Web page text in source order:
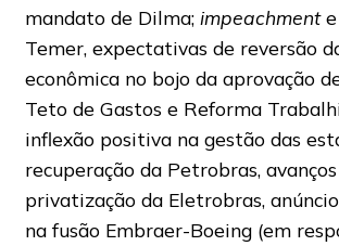
mandato de Dilma; impeachmente
Temer, expectativas de reversão
econômica no bojo da aprovação
Teto de Gastos e Reforma
inflexão positiva na gestão das
recuperação da Petrobras,
privatização da Eletrobras,
na fusão Embraer-Boeing (em